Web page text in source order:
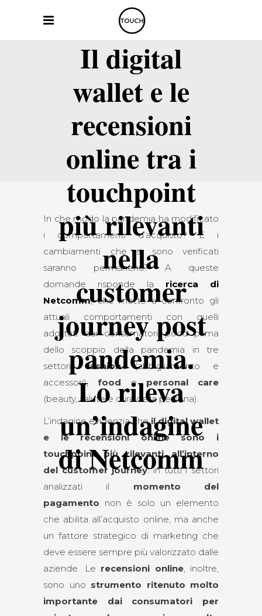
Il digital
wallet e le
recensioni
online tra i
touchpoint
più rilevanti
nella
customer
journey post
pandemia.
Lo rileva
un’indagine
di Netcomm
In che modo la pandemia ha modificato
i comportamenti d’acquisto? E i
cambiamenti che si sono verificati
saranno permanenti? A queste
domande risponde la
ricerca di
Netcomm,che mette a confronto gli
attuali comportamenti con quelli
adottati dai consumatori poco prima
dello scoppio della pandemia in tre
settori:fashion(abbigliamento e
accessori),food e personal care
(beauty, salute e cura della persona).
L’indagine evidenzia cheil digital wallet
e le recensioni online sono i
touchpoint più rilevanti all’interno
del customer journey: in tutti i settori
analizzati il momento del
pagamento non è solo un elemento
che abilita all’acquisto online, ma anche
un fattore strategico di marketing che
deve essere sempre più valorizzato dalle
aziende. Le recensioni online, inoltre,
sono uno strumento ritenuto molto
importante dai consumatori per